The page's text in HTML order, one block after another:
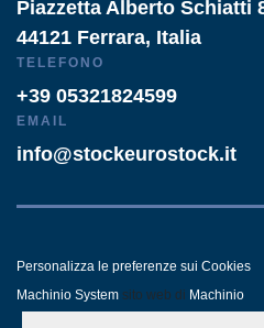
Piazzetta Alberto Schiatti
44121 Ferrara, Italia
TELEFONO
+39 05321824599
EMAIL
info@stockeurostock.it
Personalizza le preferenze sui Cookies
Machinio System sito web di Machinio